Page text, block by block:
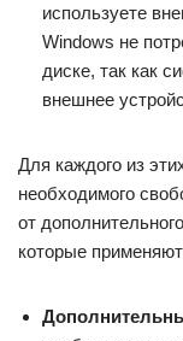
используете
Windows не
диске, так как
внешнее
Для каждого из
необходимого
от
которые